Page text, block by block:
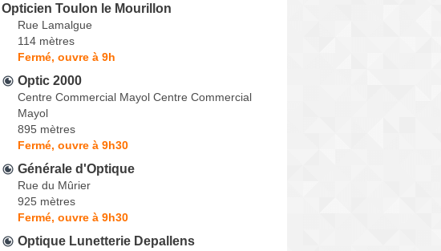
Opticien Toulon le Mourillon
Rue Lamalgue
114 mètres
Fermé, ouvre à 9h
Optic 2000
Centre Commercial Mayol Centre Commercial
Mayol
895 mètres
Fermé, ouvre à 9h30
Générale d'Optique
Rue du Mûrier
925 mètres
Fermé, ouvre à 9h30
Optique Lunetterie Depallens